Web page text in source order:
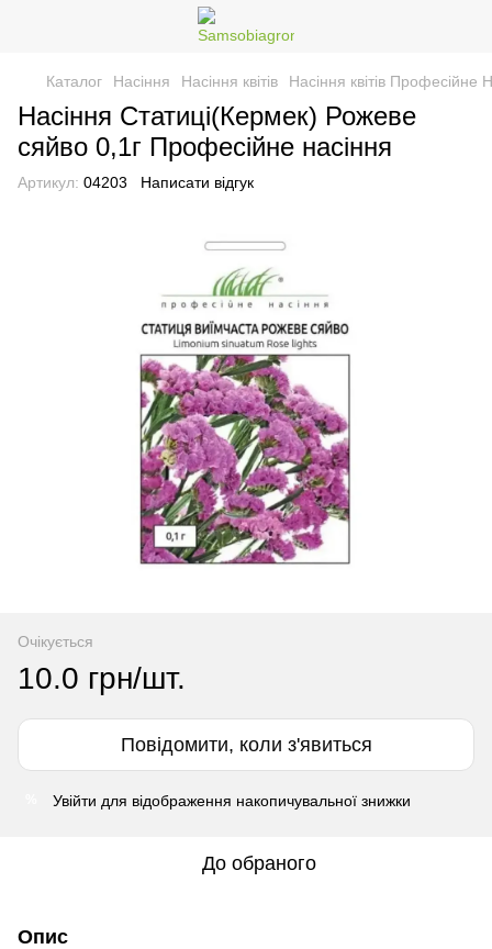
Каталог Насіння Насіння квітів Насіння квітів Професійне
Насіння Статиці(Кермек) Рожеве
сяйво 0,1г Професійне насіння
Артикул: 04203 Написати відгук
Очікується
10.0 грн/шт.
Повідомити, коли з'явиться
Увійти для відображення накопичувальної знижки
До обраного
Опис